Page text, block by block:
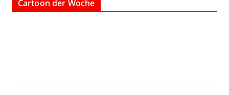
Cartoon der Woche